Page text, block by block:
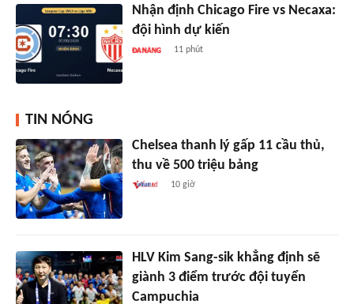
Nhận định Chicago Fire vs Necaxa:
đội hình dự kiến
11 phút
TIN NÓNG
Chelsea thanh lý gấp 11 cầu thủ,
thu về 500 triệu bảng
10 giờ
HLV Kim Sang-sik khẳng định sẽ
giành 3 điểm trước đội tuyển
Campuchia